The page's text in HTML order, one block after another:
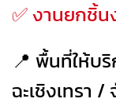
✅ งานยกชิ้
📍 พื้นที่ให้บ
ฉะเชิงเทรา